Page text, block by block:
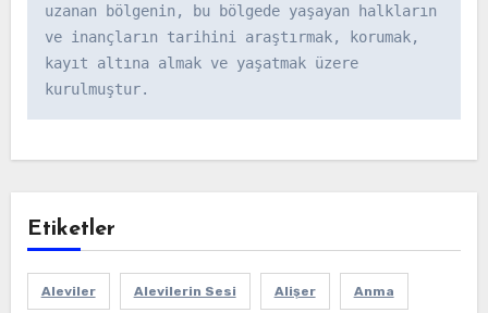
uzanan bölgenin, bu bölgede yaşayan halkların
ve inançların tarihini araştırmak, korumak,
kayıt altına almak ve yaşatmak üzere
kurulmuştur.
Etiketler
Aleviler Alevilerin Sesi Alişer Anma